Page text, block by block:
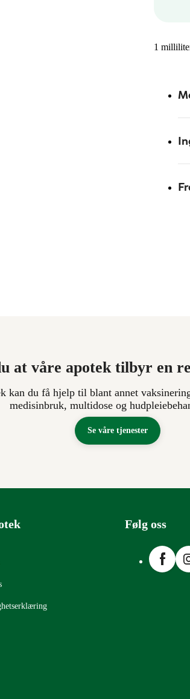
1
at våre apotek tilbyr en
kan du få hjelp til blant annet
medisinbruk, multidose og
Se våre tjenester
Følg oss